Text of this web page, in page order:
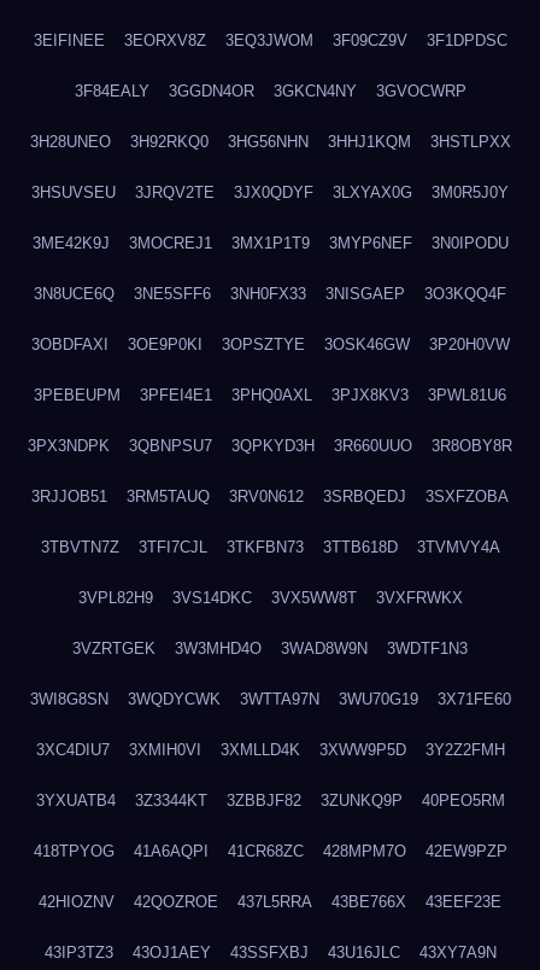
3EIFINEE 3EORXV8Z 3EQ3JWOM 3F09CZ9V 3F1DPDSC
3F84EALY 3GGDN4OR 3GKCN4NY 3GVOCWRP
3H28UNEO 3H92RKQ0 3HG56NHN 3HHJ1KQM 3HSTLPXX
3HSUVSEU 3JRQV2TE 3JX0QDYF 3LXYAX0G 3M0R5J0Y
3ME42K9J 3MOCREJ1 3MX1P1T9 3MYP6NEF 3N0IPODU
3N8UCE6Q 3NE5SFF6 3NH0FX33 3NISGAEP 3O3KQQ4F
3OBDFAXI 3OE9P0KI 3OPSZTYE 3OSK46GW 3P20H0VW
3PEBEUPM 3PFEI4E1 3PHQ0AXL 3PJX8KV3 3PWL81U6
3PX3NDPK 3QBNPSU7 3QPKYD3H 3R660UUO 3R8OBY8R
3RJJOB51 3RM5TAUQ 3RV0N612 3SRBQEDJ 3SXFZOBA
3TBVTN7Z 3TFI7CJL 3TKFBN73 3TTB618D 3TVMVY4A
3VPL82H9 3VS14DKC 3VX5WW8T 3VXFRWKX
3VZRTGEK 3W3MHD4O 3WAD8W9N 3WDTF1N3
3WI8G8SN 3WQDYCWK 3WTTA97N 3WU70G19 3X71FE60
3XC4DIU7 3XMIH0VI 3XMLLD4K 3XWW9P5D 3Y2Z2FMH
3YXUATB4 3Z3344KT 3ZBBJF82 3ZUNKQ9P 40PEO5RM
418TPYOG 41A6AQPI 41CR68ZC 428MPM7O 42EW9PZP
42HIOZNV 42QOZROE 437L5RRA 43BE766X 43EEF23E
43IP3TZ3 43OJ1AEY 43SSFXBJ 43U16JLC 43XY7A9N